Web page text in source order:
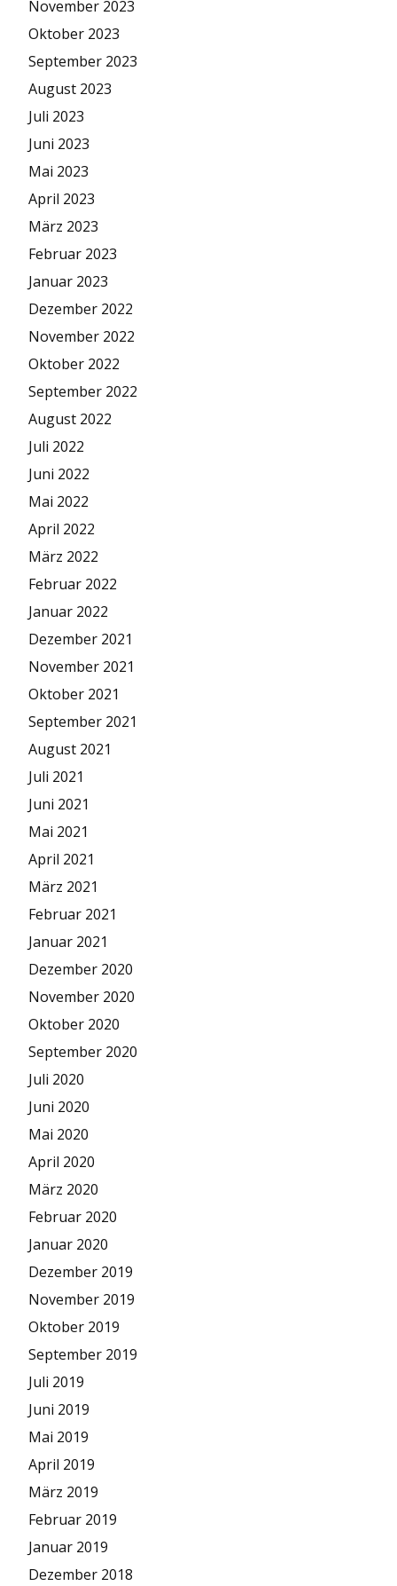
November 2023
Oktober 2023
September 2023
August 2023
Juli 2023
Juni 2023
Mai 2023
April 2023
März 2023
Februar 2023
Januar 2023
Dezember 2022
November 2022
Oktober 2022
September 2022
August 2022
Juli 2022
Juni 2022
Mai 2022
April 2022
März 2022
Februar 2022
Januar 2022
Dezember 2021
November 2021
Oktober 2021
September 2021
August 2021
Juli 2021
Juni 2021
Mai 2021
April 2021
März 2021
Februar 2021
Januar 2021
Dezember 2020
November 2020
Oktober 2020
September 2020
Juli 2020
Juni 2020
Mai 2020
April 2020
März 2020
Februar 2020
Januar 2020
Dezember 2019
November 2019
Oktober 2019
September 2019
Juli 2019
Juni 2019
Mai 2019
April 2019
März 2019
Februar 2019
Januar 2019
Dezember 2018